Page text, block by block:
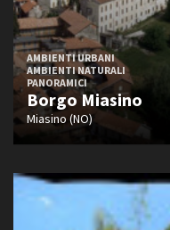
AMBIENTI URBANI
AMBIENTI NATURALI
PANORAMICI
Borgo Miasino
Miasino (NO)